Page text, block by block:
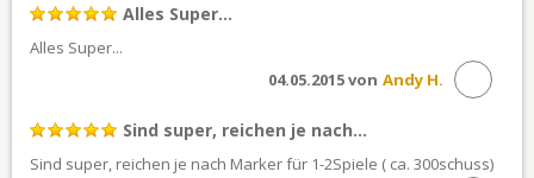
Alles Super...
Alles Super...
Andy H.
04.05.2015 von
Sind super, reichen je nach...
Sind super, reichen je nach Marker für 1-2Spiele ( ca. 300schuss)